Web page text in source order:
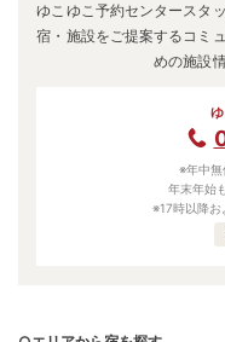
ゆこゆこ予約センタースタ
宿・施設をご提案するコミ
めの施設
※年中無
年末年始
※17時以降お